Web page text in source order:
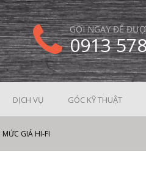
GỌI NGAY ĐỂ
0913
DỊCH VỤ GÓC KỸ THUẬT
GIÁ HI-FI